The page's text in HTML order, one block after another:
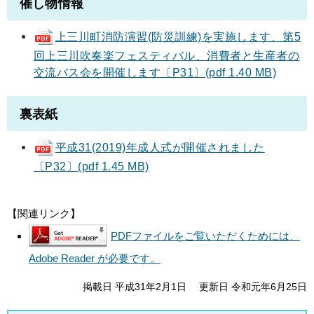
催し物情報
上三川町消防演習(防災訓練)を実施します、第5
回上三川吹奏楽フェスティバル、消費者と生産者の
交流バス会を開催します〔P31〕(pdf 1.40 MB)
裏表紙
平成31(2019)年成人式が開催されました
〔P32〕(pdf 1.45 MB)
【関連リンク】
PDFファイルをご覧いただくためには、
Adobe Reader が必要です。
掲載日 平成31年2月1日 更新日 令和元年6月25日